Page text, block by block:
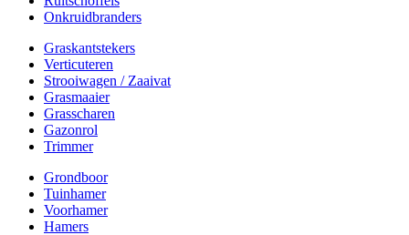
Onkruidbranders
Graskantstekers
Verticuteren
Strooiwagen / Zaaivat
Grasmaaier
Grasscharen
Gazonrol
Trimmer
Grondboor
Tuinhamer
Voorhamer
Hamers